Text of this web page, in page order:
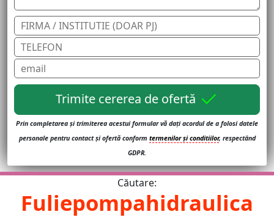
Trimite cererea de ofertă
Prin completarea și trimiterea acestui formular vă dați acordul de a folosi datele
personale pentru contact și ofertă conform termenilor și conditiilor, respectând
GDPR.
Căutare:
Fuliepompahidraulica